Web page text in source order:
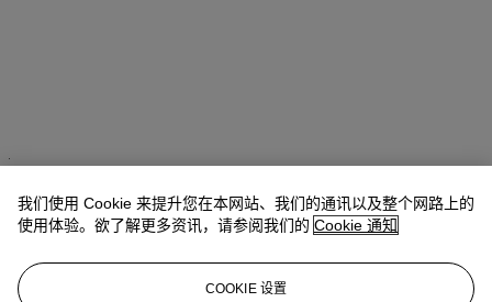
查阅状况报告或联络我们查询更多拍品资料
登入
我们使用 Cookie 来提升您在本网站、我们的通讯以及整个网路上的
使用体验。欲了解更多资讯，请参阅我们的 Cookie 通知
COOKIE 设置